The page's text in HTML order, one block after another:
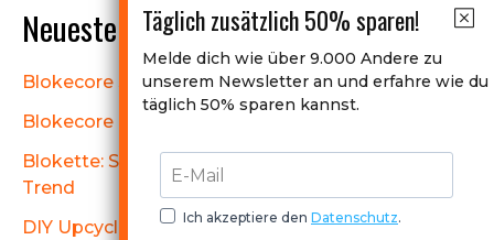
Neueste Beiträge
Blokecore Style: Wie ich Trends neu interpretiere
Blokecore Trend: Mein Geheimnis für coole Outfits
Blokette: So stylest du den angesagten Vintage
Trend
DIY Upcycling Kleidung Ideen: Alten Textilien
Melde dich wie über 9.000 Andere zu
unserem Newsletter an und erfahre wie du
täglich 50% sparen kannst.
Täglich zusätzlich 50% sparen!
Ich akzeptiere den Datenschutz.